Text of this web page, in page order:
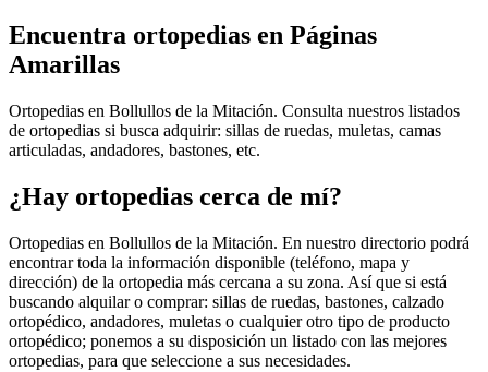
Encuentra ortopedias en Páginas
Amarillas
Ortopedias en Bollullos de la Mitación. Consulta nuestros listados
de ortopedias si busca adquirir: sillas de ruedas, muletas, camas
articuladas, andadores, bastones, etc.
¿Hay ortopedias cerca de mí?
Ortopedias en Bollullos de la Mitación. En nuestro directorio podrá
encontrar toda la información disponible (teléfono, mapa y
dirección) de la ortopedia más cercana a su zona. Así que si está
buscando alquilar o comprar: sillas de ruedas, bastones, calzado
ortopédico, andadores, muletas o cualquier otro tipo de producto
ortopédico; ponemos a su disposición un listado con las mejores
ortopedias, para que seleccione a sus necesidades.